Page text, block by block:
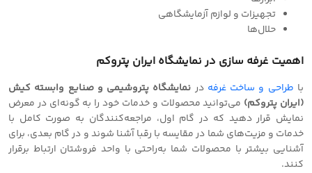
تجهیزات و لوازم آزمایشگاهی
حلال‌ها
اهمیت غرفه سازی در نمایشگاه ایران پتروکم
با طراحی و‌ ساخت غرفه در نمایشگاه پتروشیمی و صنایع وابسته کیش
(ایران پتروکم) می‌توانید محصولات و خدمات خود را به گونه‌ای در معرض
نمایش قرار دهید که در گام اول، مراجعه‌کنندگان به صورت کامل با
خدمات و مزیت‌های شما در مقایسه با رقبا آشنا شوند و در گام بعدی، برای
آشنایی بیشتر با محصولات شما به‌راحتی با واحد فروشتان ارتباط برقرار
کنند.